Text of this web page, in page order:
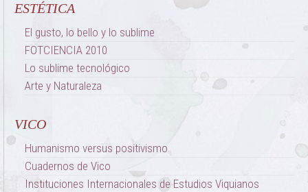
ESTÉTICA
El gusto, lo bello y lo sublime
FOTCIENCIA 2010
Lo sublime tecnológico
Arte y Naturaleza
VICO
Humanismo versus positivismo
Cuadernos de Vico
Instituciones Internacionales de Estudios Viquianos